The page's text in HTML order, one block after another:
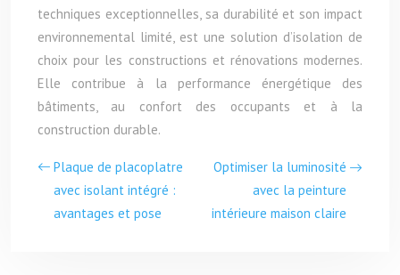
techniques exceptionnelles, sa durabilité et son impact
environnemental limité, est une solution d’isolation de
choix pour les constructions et rénovations modernes.
Elle contribue à la performance énergétique des
bâtiments, au confort des occupants et à la
construction durable.
Plaque de placoplatre
avec isolant intégré :
avantages et pose
Optimiser la luminosité
avec la peinture
intérieure maison claire